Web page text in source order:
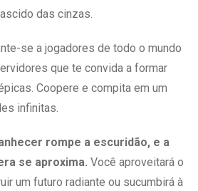
das cinzas.
se a jogadores de todo o mundo
que te convida a formar
Coopere e compita em um
infinitas.
rompe a escuridão, e a
se aproxima. Você aproveitará o
um futuro radiante ou sucumbirá à